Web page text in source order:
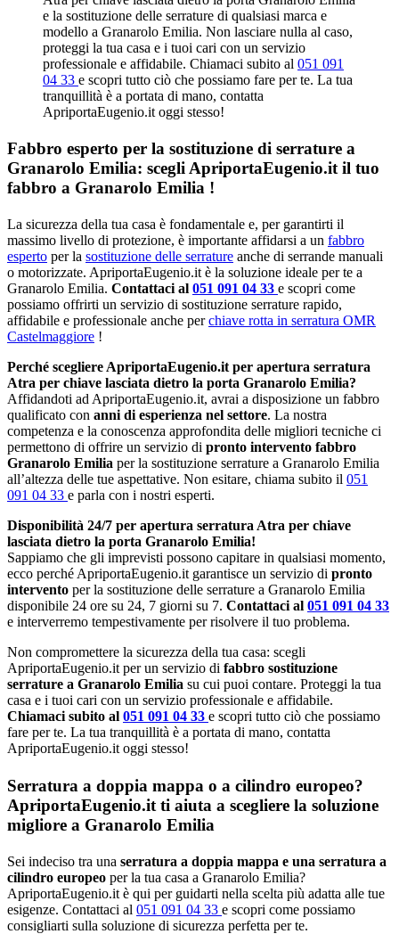
e la sostituzione delle serrature di qualsiasi marca e
modello a Granarolo Emilia. Non lasciare nulla al caso,
proteggi la tua casa e i tuoi cari con un servizio
professionale e affidabile. Chiamaci subito al 051 091
04 33 e scopri tutto ciò che possiamo fare per te. La tua
tranquillità è a portata di mano, contatta
ApriportaEugenio.it oggi stesso!
Fabbro esperto per la sostituzione di serrature a
Granarolo Emilia: scegli ApriportaEugenio.it il tuo
fabbro a Granarolo Emilia !
La sicurezza della tua casa è fondamentale e, per garantirti il
massimo livello di protezione, è importante affidarsi a un fabbro
esperto per la sostituzione delle serrature anche di serrande manuali
o motorizzate. ApriportaEugenio.it è la soluzione ideale per te a
Granarolo Emilia. Contattaci al 051 091 04 33 e scopri come
possiamo offrirti un servizio di sostituzione serrature rapido,
affidabile e professionale anche perchiave rotta in serratura OMR
Castelmaggiore !
Perché scegliere ApriportaEugenio.it per apertura serratura
Atra per chiave lasciata dietro la porta Granarolo Emilia?
Affidandoti ad ApriportaEugenio.it, avrai a disposizione un fabbro
qualificato con anni di esperienza nel settore. La nostra
competenza e la conoscenza approfondita delle migliori tecniche ci
permettono di offrire un servizio di pronto intervento fabbro
Granarolo Emilia per la sostituzione serrature a Granarolo Emilia
all’altezza delle tue aspettative. Non esitare, chiama subito il 051
091 04 33 e parla con i nostri esperti.
Disponibilità 24/7 per apertura serratura Atra per chiave
lasciata dietro la porta Granarolo Emilia!
Sappiamo che gli imprevisti possono capitare in qualsiasi momento,
ecco perché ApriportaEugenio.it garantisce un servizio di pronto
intervento per la sostituzione delle serrature a Granarolo Emilia
disponibile 24 ore su 24, 7 giorni su 7. Contattaci al 051 091 04 33
e interverremo tempestivamente per risolvere il tuo problema.
Non compromettere la sicurezza della tua casa: scegli
ApriportaEugenio.it per un servizio di fabbro sostituzione
serrature a Granarolo Emilia su cui puoi contare. Proteggi la tua
casa e i tuoi cari con un servizio professionale e affidabile.
Chiamaci subito al 051 091 04 33 e scopri tutto ciò che possiamo
fare per te. La tua tranquillità è a portata di mano, contatta
ApriportaEugenio.it oggi stesso!
Serratura a doppia mappa o a cilindro europeo?
ApriportaEugenio.it ti aiuta a scegliere la soluzione
migliore a Granarolo Emilia
Sei indeciso tra una serratura a doppia mappa e una serratura a
cilindro europeo per la tua casa a Granarolo Emilia?
ApriportaEugenio.it è qui per guidarti nella scelta più adatta alle tue
esigenze. Contattaci al 051 091 04 33 e scopri come possiamo
consigliarti sulla soluzione di sicurezza perfetta per te.